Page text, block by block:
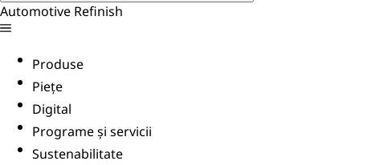
Automotive Refinish
Produse
Piețe
Digital
Programe și servicii
Sustenabilitate